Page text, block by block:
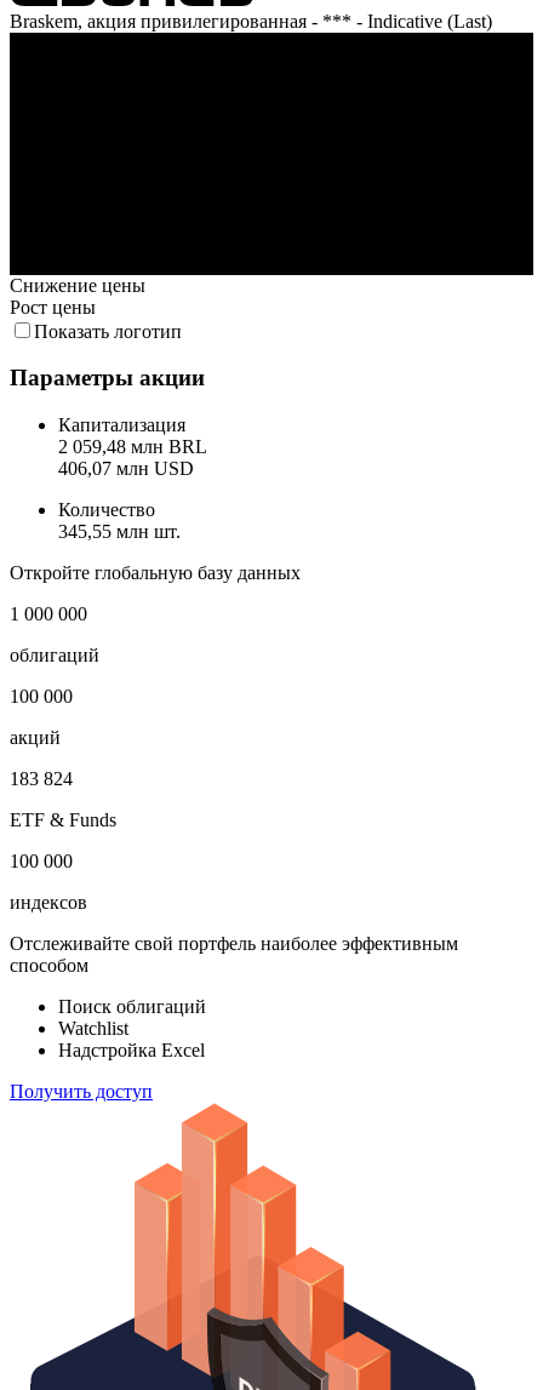
Braskem, акция привилегированная - *** - Indicative (Last)
Снижение цены
Рост цены
Показать логотип
Параметры акции
Капитализация
2 059,48 млн BRL
406,07 млн USD
Количество
345,55 млн шт.
Откройте глобальную базу данных
1 000 000
облигаций
100 000
акций
183 824
ETF & Funds
100 000
индексов
Отслеживайте свой портфель наиболее эффективным
способом
Поиск облигаций
Watchlist
Надстройка Excel
Получить доступ